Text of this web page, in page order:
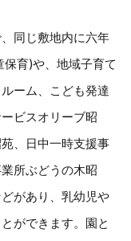
同じ敷地内に六年
育)や、地域子育て
ーム、こども発達
ビスオリーブ昭
、日中一時支援事
所ぶどうの木昭
があり、乳幼児や
ができます。園と